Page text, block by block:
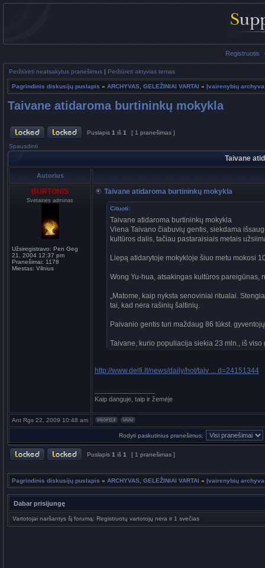
Registruotis
Peržiūrėti neatsakytus pranešimus | Peržiūrėti aktyvias temas
Pagrindinis diskusijų puslapis » ARCHYVAS, GELEŽINIAI VARTAI » Įvairenybių
Taivane atidaroma burtininkų mokykla
Puslapis 1 iš 1 [ 1 pranešimas ]
Spausdinti
Taivane
Autorius
BURTONIS
Svetainės adminas
Užsiregistravo: Pen Geg
21, 2004 12:37 pm
Pranešimai: 1178
Miestas: Vilnius
Taivane atidaroma burtininkų mokykla
Cituoti:
Taivane atidaroma burtininkų mokykla
Viena Taivano čiabuvių gentis, siekdama
kultūros dalis, tačiau pastaraisiais metais
Liepą atidarytoje mokykloje šiuo metu mokosi
Wong Yu-hua, atsakingas kultūros pareigūnas,
„Matome, kaip nyksta senoviniai ritualai.
tai, kad nėra rašinių šaltinių.
Paivanio gentis turi maždaug 86 tūkst.
Taivane, kurio populiacija siekia 23 mln., iš
http://www.delfi.lt/news/daily/hot/taiv ... d=24151344
Kaip danguje, taip ir žemėje
Ant Rgs 22, 2009 10:48 am
Rodyti paskutinius pranešimus:
Puslapis 1 iš 1 [ 1 pranešimas ]
Pagrindinis diskusijų puslapis » ARCHYVAS, GELEŽINIAI VARTAI » Įvairenybių
Dabar prisijungę
Vartotojai naršantys šį forumą: Registruotų vartotojų nėra ir 1 svečias